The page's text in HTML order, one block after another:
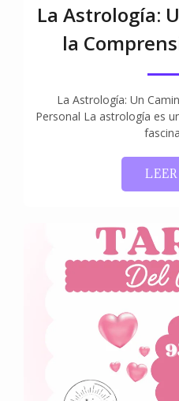
La Astrología:
la
La Astrología: Un
Personal La astrología es